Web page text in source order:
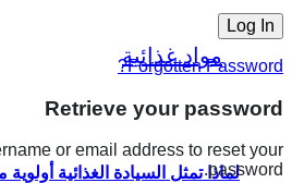
لماذا تمثل السيادة الغذائية
Forgotten Password?
Retrieve your password
or email address to reset your
password.